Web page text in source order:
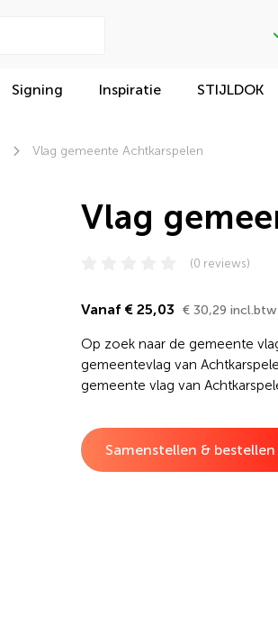
Signing Inspiratie STIJLDOK
Vlag gemeente Achtkarspelen
Vlag
(0 reviews)
Vanaf € 25,03 € 30,29 incl.btw
Op zoek naar de gemeente
gemeentevlag van
gemeente vlag van
Samenstellen & bestellen